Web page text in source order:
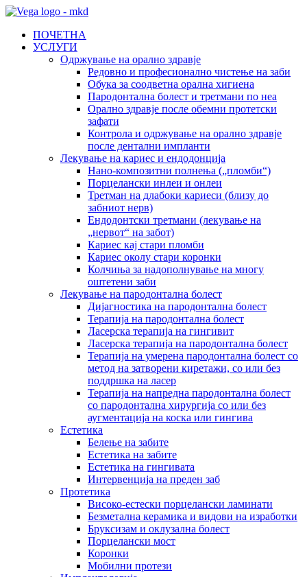
ПОЧЕТНА
УСЛУГИ
Одржување на орално здравје
Редовно и професионално чистење на заби
Обука за соодветна орална хигиена
Пародонтална болест и третмани по неа
Орално здравје после обемни протетски
зафати
Контрола и одржување на орално здравје
после дентални импланти
Лекување на кариес и ендодонција
Нано-композитни полнења („пломби“)
Порцелански инлеи и онлеи
Третман на длабоки кариеси (близу до
забниот нерв)
Ендодонтски третмани (лекување на
„нервот“ на забот)
Кариес кај стари пломби
Кариес околу стари коронки
Колчиња за надополнување на многу
оштетени заби
Лекување на пародонтална болест
Дијагностика на пародонтална болест
Терапија на пародонтална болест
Ласерска терапија на гингивит
Ласерска терапија на пародoнтална болест
Терапија на умерена пародонтална болест со
метод на затворени киретажи, со или без
поддршка на ласер
Терапија на напредна пародонтална болест
со пародонтална хирургија со или без
аугментација на коска или гингива
Естетика
Белење на забите
Естетика на забите
Естетика на гингивата
Интервенција на преден заб
Протетика
Високо-естески порцелански ламинати
Безметална керамика и видови на изработки
Бруксизам и оклузална болест
Порцелански мост
Коронки
Мобилни протези